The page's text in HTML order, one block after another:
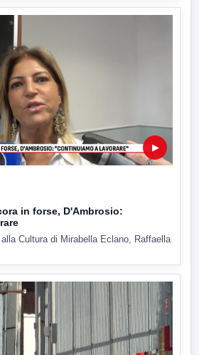
▶
in forse, D'Ambrosio:
Cultura di Mirabella Eclano, Raffaella